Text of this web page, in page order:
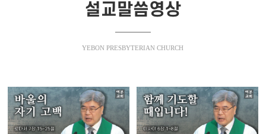
행사앨범
회원가입 로그인
설교말씀영상
YEBON PRESBYTERIAN CHURCH